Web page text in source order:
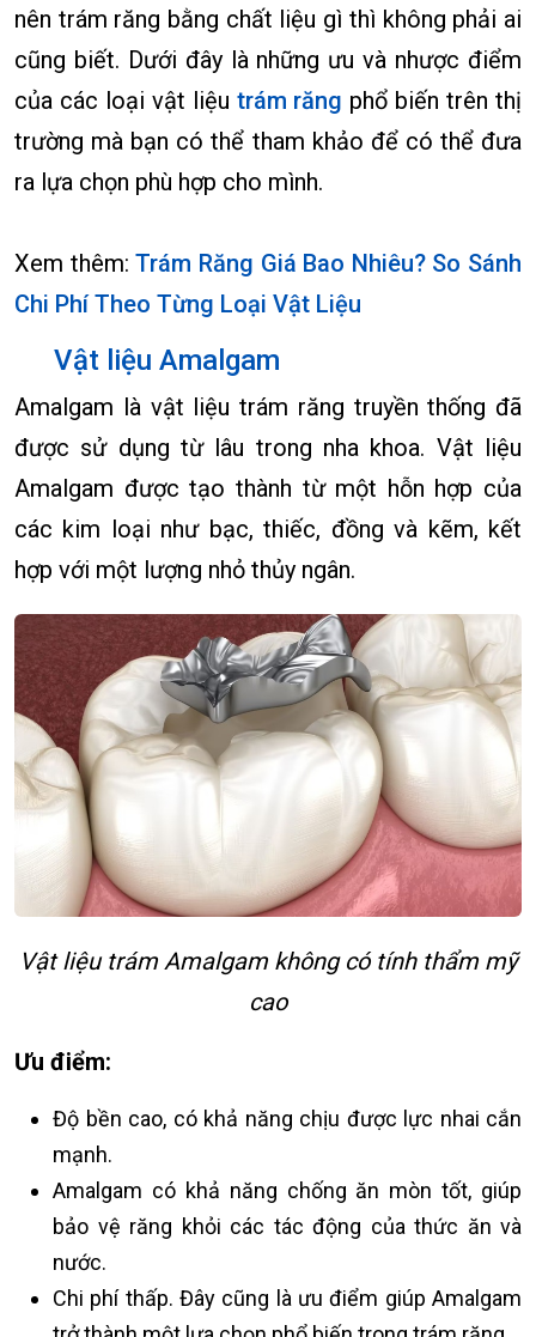
nên trám răng bằng chất liệu gì thì không phải ai
cũng biết. Dưới đây là những ưu và nhược điểm
của các loại vật liệu trám răng phổ biến trên thị
trường mà bạn có thể tham khảo để có thể đưa
ra lựa chọn phù hợp cho mình.
Xem thêm:Trám Răng Giá Bao Nhiêu? So Sánh
Chi Phí Theo Từng Loại Vật Liệu
Vật liệu Amalgam
Amalgam là vật liệu trám răng truyền thống đã
được sử dụng từ lâu trong nha khoa. Vật liệu
Amalgam được tạo thành từ một hỗn hợp của
các kim loại như bạc, thiếc, đồng và kẽm, kết
hợp với một lượng nhỏ thủy ngân.
Vật liệu trám Amalgam không có tính thẩm mỹ
cao
Ưu điểm:
Độ bền cao, có khả năng chịu được lực nhai cắn
mạnh.
Amalgam có khả năng chống ăn mòn tốt, giúp
bảo vệ răng khỏi các tác động của thức ăn và
nước.
Chi phí thấp. Đây cũng là ưu điểm giúp Amalgam